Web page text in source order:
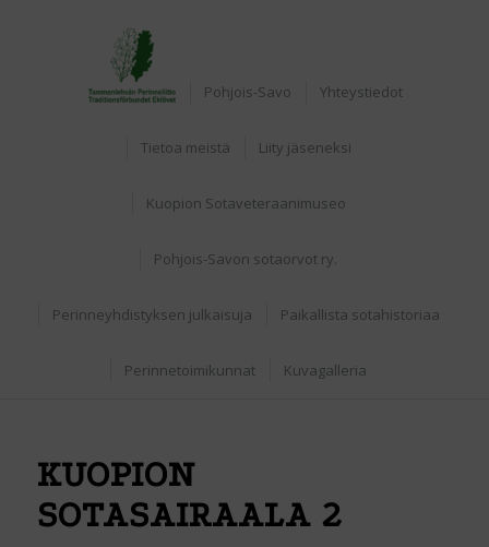
Pohjois-Savo Yhteystiedot
Tietoa meistä Liity jäseneksi
Kuopion Sotaveteraanimuseo
Pohjois-Savon sotaorvot ry.
Perinneyhdistyksen julkaisuja Paikallista sotahistoriaa
Perinnetoimikunnat Kuvagalleria
KUOPION
SOTASAIRAALA 2